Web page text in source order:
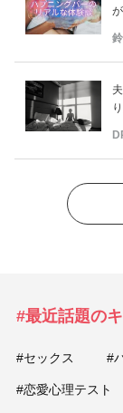
が
#最近話題の
#セックス #
#恋愛心理テスト